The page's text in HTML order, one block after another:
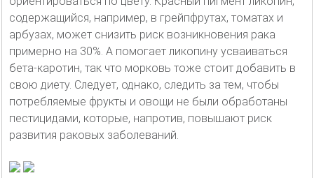
содержащийся, например, в грейпфрутах, томатах и
арбузах, может снизить риск возникновения рака
примерно на 30%. А помогает ликопину усваиваться
бета-каротин, так что морковь тоже стоит добавить в
свою диету. Следует, однако, следить за тем, чтобы
потребляемые фрукты и овощи не были обработаны
пестицидами, которые, напротив, повышают риск
развития раковых заболеваний.